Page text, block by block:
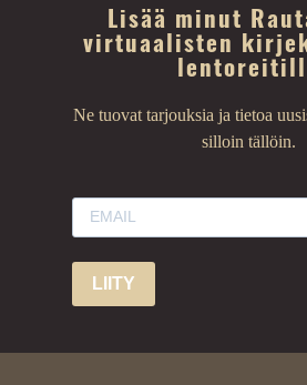
Lisää minut
virtuaalisten
Ne tuovat tarjouksia ja tietoa
silloin tällöin.
LIITY